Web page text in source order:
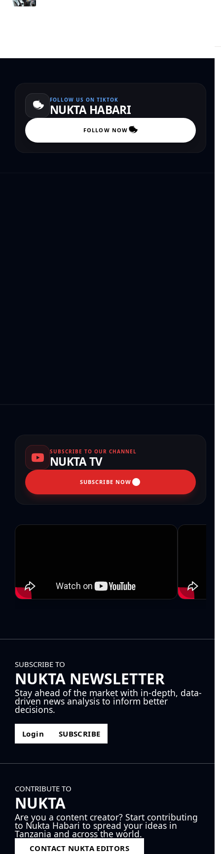
FOLLOW US ON TIKTOK
NUKTA HABARI
FOLLOW NOW
SUBSCRIBE TO OUR CHANNEL
NUKTA TV
SUBSCRIBE NOW
SUBSCRIBE TO
NUKTA NEWSLETTER
Stay ahead of the market with in-depth, data-
driven news analysis to inform better
decisions.
Login SUBSCRIBE
CONTRIBUTE TO
NUKTA
Are you a content creator? Start contributing
to Nukta Habari to spread your ideas in
Tanzania and across the world.
CONTACT NUKTA EDITORS